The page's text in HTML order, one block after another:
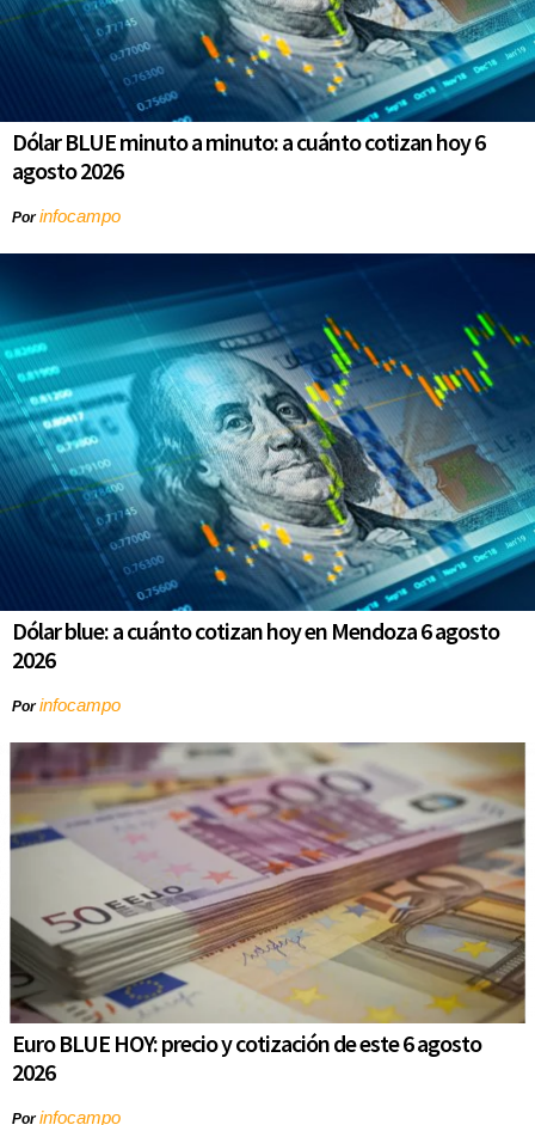
Dólar BLUE minuto a minuto: a cuánto cotizan hoy 6
agosto 2026
Porinfocampo
Dólar blue: a cuánto cotizan hoy en Mendoza 6 agosto
2026
Porinfocampo
Euro BLUE HOY: precio y cotización de este 6 agosto
2026
Porinfocampo